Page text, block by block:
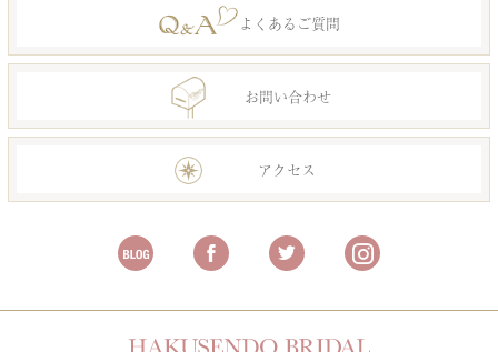
よくあるご質問
お問い合わせ
アクセス